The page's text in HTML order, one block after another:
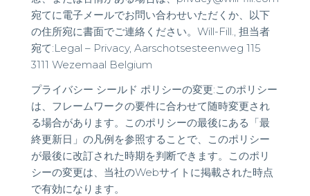
宛てに電子メールでお問い合わせいただくか、以下
の住所宛に書面でご連絡ください。Will-Fill., 担当者
宛て:Legal – Privacy, Aarschotsesteenweg 115
3111 Wezemaal Belgium
プライバシー シールド ポリシーの変更:このポリシー
は、フレームワークの要件に合わせて随時変更され
る場合があります。このポリシーの最後にある「最
終更新日」の凡例を参照することで、このポリシー
が最後に改訂された時期を判断できます。このポリ
シーの変更は、当社のWebサイトに掲載された時点
で有効になります。